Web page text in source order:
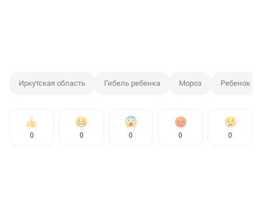
Иркутская область Гибель ребенка Мороз Ребенок
0 0 0 0 0